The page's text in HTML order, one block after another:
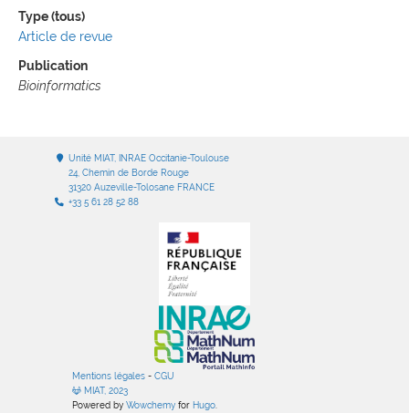
Type (tous)
Article de revue
Publication
Bioinformatics
Unité MIAT, INRAE Occitanie-Toulouse
24, Chemin de Borde Rouge
31320 Auzeville-Tolosane FRANCE
+33 5 61 28 52 88
Mentions légales- CGU
MIAT, 2023
Powered by Wowchemyfor Hugo.